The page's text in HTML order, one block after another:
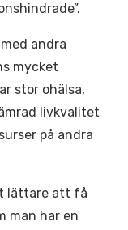
andra
mycket
stor ohälsa,
livkvalitet
på andra
lättare att få
man har en